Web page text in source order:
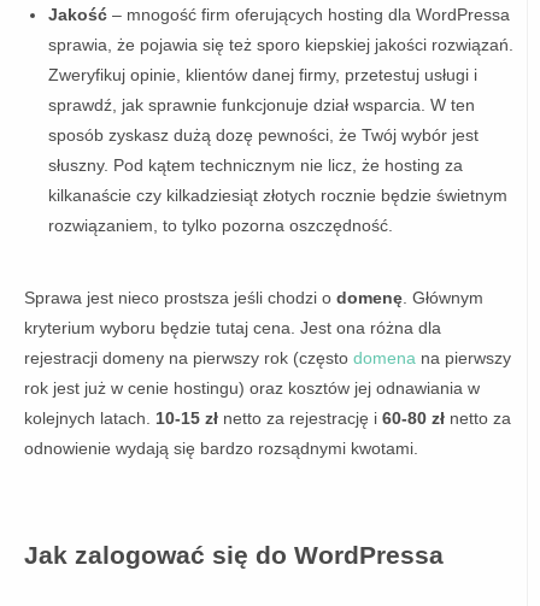
Jakość – mnogość firm oferujących hosting dla WordPressa
sprawia, że pojawia się też sporo kiepskiej jakości rozwiązań.
Zweryfikuj opinie, klientów danej firmy, przetestuj usługi i
sprawdź, jak sprawnie funkcjonuje dział wsparcia. W ten
sposób zyskasz dużą dozę pewności, że Twój wybór jest
słuszny. Pod kątem technicznym nie licz, że hosting za
kilkanaście czy kilkadziesiąt złotych rocznie będzie świetnym
rozwiązaniem, to tylko pozorna oszczędność.
Sprawa jest nieco prostsza jeśli chodzi o domenę . Głównym
kryterium wyboru będzie tutaj cena. Jest ona różna dla
rejestracji domeny na pierwszy rok (często domena na pierwszy
rok jest już w cenie hostingu) oraz kosztów jej odnawiania w
kolejnych latach. 10-15 zł netto za rejestrację i 60-80 zł netto za
odnowienie wydają się bardzo rozsądnymi kwotami.
Jak zalogować się do WordPressa